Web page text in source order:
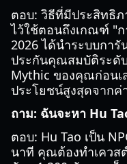
ตอบ: วิธีที่มีประสิทธิภ
ไว้ใช้ตอนถึงเกณฑ์ "ก
2026 ได้นำระบบกา
ประกันคุณสมบัติระดั
Mythic ของคุณก่อนเ
ประโยชน์สูงสุดจากค่
ถาม: ฉันจะหา Hu
ตอบ: Hu Tao เป็น
นาที คุณต้องทำเควส